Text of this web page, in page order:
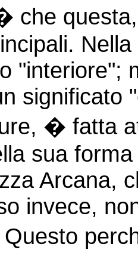
che
"interiore";
significato
� fatta
sua
Arcana,
invece,